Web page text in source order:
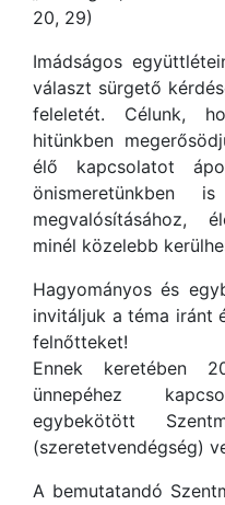
20, 29)
Imádságos
választ sürgető
feleletét. Célunk,
hitünkben
élő kapcsolatot
önismeretünkben
megvalósításához,
minél közelebb
Hagyományos és
invitáljuk a téma iránt
felnőtteket!
Ennek keretében
ünnepéhez
egybekötött
(szeretetvendégség)
A bemutatandó